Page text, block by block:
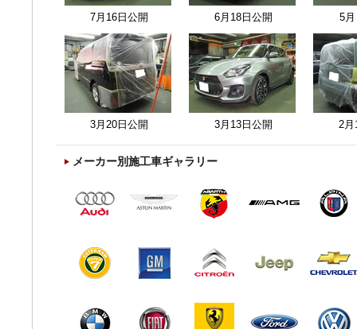
7月16日公開 6月18日公開 5
3月20日公開 3月13日公開 2
メーカー別施工車ギャラリー